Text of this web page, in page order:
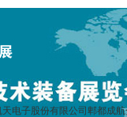
天电子股份有限公司郫都成